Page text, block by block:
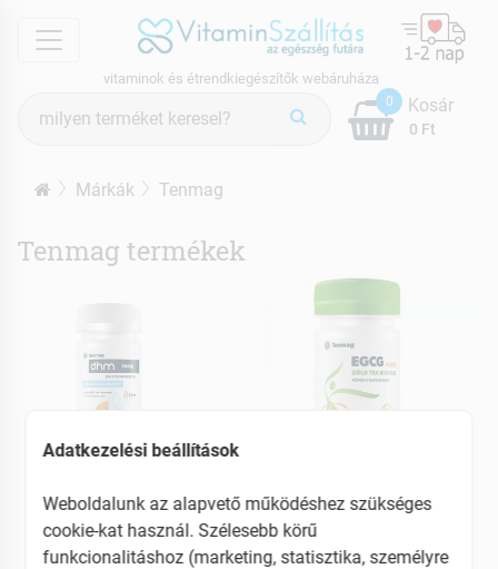
menu
vitaminok és étrendkiegészítők webáruháza
keresés
0
0 Ft
Kosár
Márkák Tenmag
Tenmag termékek
Tenmag
DHM forte kapszula 30
db
Tenmag
EGCG forte kapszula 60
db
Adatkezelési beállítások
Weboldalunk az alapvető működéshez szükséges
cookie-kat használ. Szélesebb körű
funkcionalitáshoz (marketing, statisztika, személyre